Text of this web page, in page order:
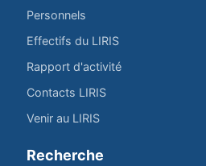
Personnels
Effectifs du LIRIS
Rapport d'activité
Contacts LIRIS
Venir au LIRIS
Recherche